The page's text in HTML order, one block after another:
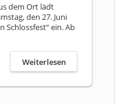
dem Ort lädt
den 27. Juni
Schlossfest“ ein. Ab
Weiterlesen